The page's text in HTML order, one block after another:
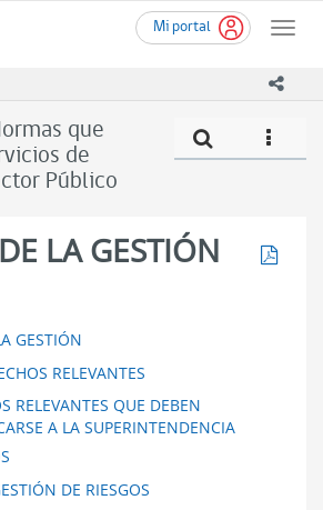
Mi portal
Toggle
que
de
Público
icono
LA GESTIÓN
GESTIÓN
RELEVANTES
RELEVANTES QUE DEBEN
A LA SUPERINTENDENCIA
DE RIESGOS